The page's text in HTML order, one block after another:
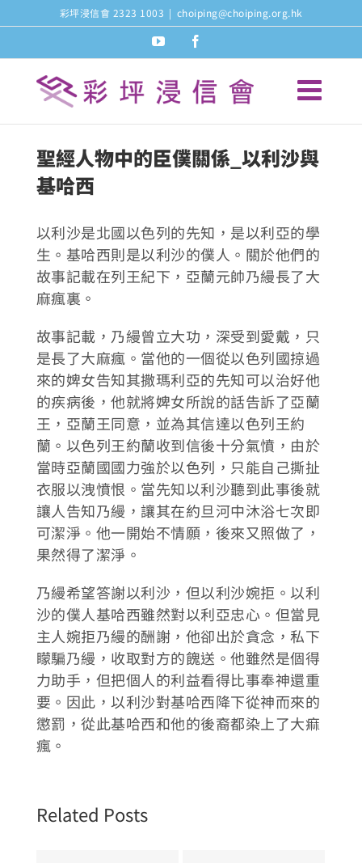
to
content
彩坪浸信會 2323 1003 | choiping@choiping.org.hk
youtube
聖經人物中的臣僕關係_以利沙與
基哈西
以利沙是北國以色列的先知，是以利亞的學
生。基哈西則是以利沙的僕人。關於他們的
故事記載在列王紀下，亞蘭元帥乃縵長了大
麻瘋裏。
故事記載，乃縵曾立大功，深受到愛戴，只
是長了大麻瘋。當他的一個從以色列國掠過
來的婢女告知其撒瑪利亞的先知可以治好他
的疾病後，他就將婢女所說的話告訴了亞蘭
王，亞蘭王同意，並為其信達以色列王約
蘭。以色列王約蘭收到信後十分氣憤，由於
當時亞蘭國國力強於以色列，只能自己撕扯
衣服以洩憤恨。當先知以利沙聽到此事後就
讓人告知乃縵，讓其在約旦河中沐浴七次即
可潔淨。他一開始不情願，後來又照做了，
果然得了潔淨。
乃縵希望答謝以利沙，但以利沙婉拒。以利
沙的僕人基哈西雖然對以利亞忠心。但當見
主人婉拒乃縵的酬謝，他卻出於貪念，私下
矇騙乃縵，收取對方的餽送。他雖然是個得
力助手，但把個人的利益看得比事奉神還重
要。因此，以利沙對基哈西降下從神而來的
懲罰，從此基哈西和他的後裔都染上了大痲
瘋。
Related Posts